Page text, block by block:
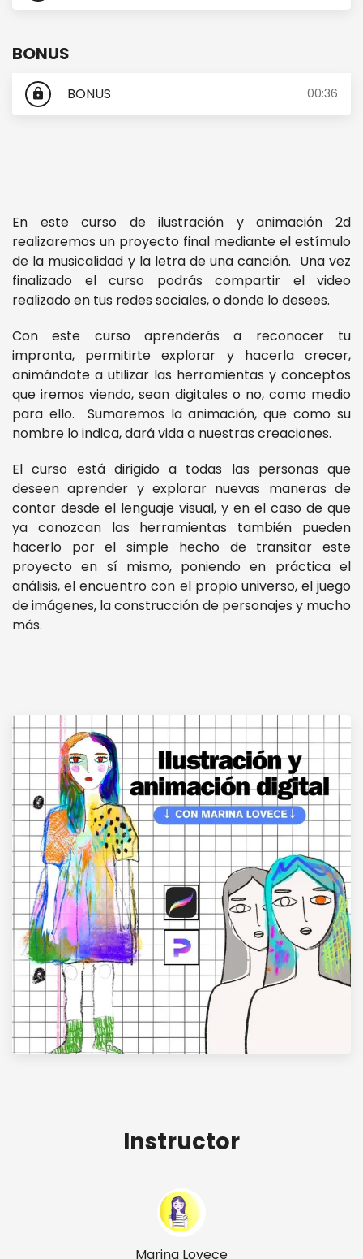
BONUS
lock BONUS 00:36
En este curso de ilustración y animación 2d
realizaremos un proyecto final mediante el estímulo
de la musicalidad y la letra de una canción. Una vez
finalizado el curso podrás compartir el video
realizado en tus redes sociales, o donde lo desees.
Con este curso aprenderás a reconocer tu
impronta, permitirte explorar y hacerla crecer,
animándote a utilizar las herramientas y conceptos
que iremos viendo, sean digitales o no, como medio
para ello. Sumaremos la animación, que como su
nombre lo indica, dará vida a nuestras creaciones.
El curso está dirigido a todas las personas que
deseen aprender y explorar nuevas maneras de
contar desde el lenguaje visual, y en el caso de que
ya conozcan las herramientas también pueden
hacerlo por el simple hecho de transitar este
proyecto en sí mismo, poniendo en práctica el
análisis, el encuentro con el propio universo, el juego
de imágenes, la construcción de personajes y mucho
más.
Instructor
Marina Lovece